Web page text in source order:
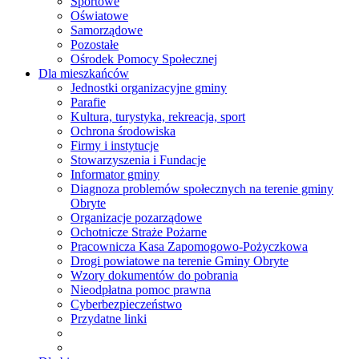
Oświatowe
Samorządowe
Pozostałe
Ośrodek Pomocy Społecznej
Dla mieszkańców
Jednostki organizacyjne gminy
Parafie
Kultura, turystyka, rekreacja, sport
Ochrona środowiska
Firmy i instytucje
Stowarzyszenia i Fundacje
Informator gminy
Diagnoza problemów społecznych na terenie gminy
Obryte
Organizacje pozarządowe
Ochotnicze Straże Pożarne
Pracownicza Kasa Zapomogowo-Pożyczkowa
Drogi powiatowe na terenie Gminy Obryte
Wzory dokumentów do pobrania
Nieodpłatna pomoc prawna
Cyberbezpieczeństwo
Przydatne linki